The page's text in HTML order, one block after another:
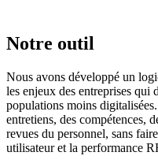
Notre outil
Nous avons développé un
les enjeux des entreprises qui
populations moins
entretiens, des compétences,
revues du personnel, sans
utilisateur et la performance